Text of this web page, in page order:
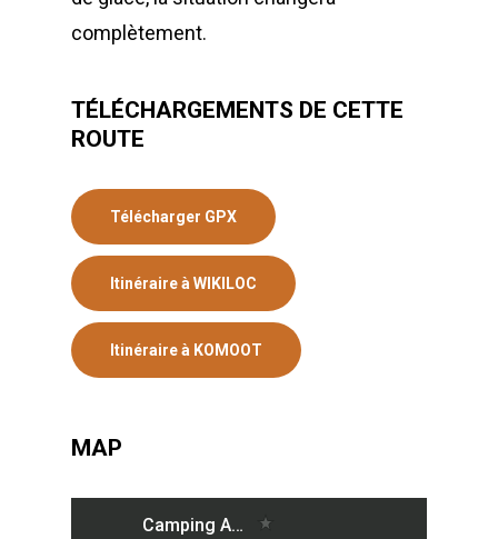
complètement.
TÉLÉCHARGEMENTS DE CETTE
ROUTE
Télécharger GPX
Itinéraire à WIKILOC
Itinéraire à KOMOOT
MAP